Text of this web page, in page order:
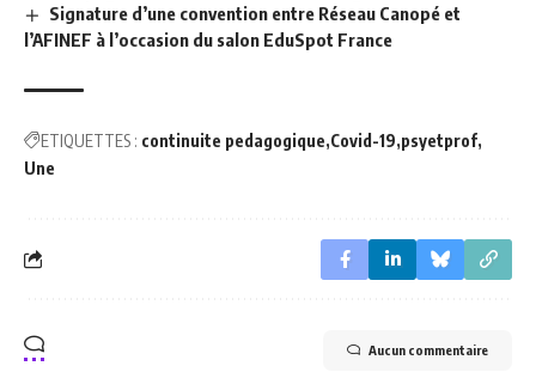
Signature d’une convention entre Réseau Canopé et
l’AFINEF à l’occasion du salon EduSpot France
ETIQUETTES : continuite pedagogique Covid-19 psyetprof
Une
Aucun commentaire